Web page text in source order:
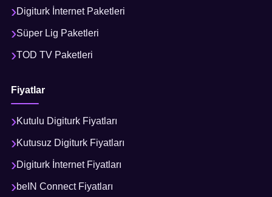
Digiturk İnternet Paketleri
Süper Lig Paketleri
TOD TV Paketleri
Fiyatlar
Kutulu Digiturk Fiyatları
Kutusuz Digiturk Fiyatları
Digiturk İnternet Fiyatları
beIN Connect Fiyatları